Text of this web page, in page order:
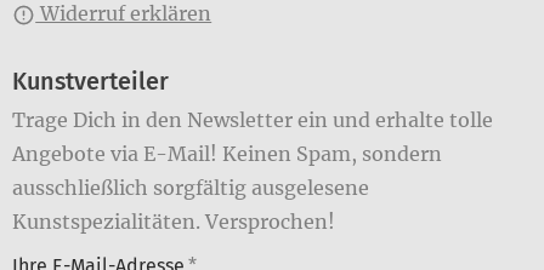
Widerruf erklären
Kunstverteiler
Trage Dich in den Newsletter ein und erhalte tolle
Angebote via E-Mail! Keinen Spam, sondern
ausschließlich sorgfältig ausgelesene
Kunstspezialitäten. Versprochen!